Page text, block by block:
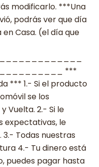
modificarlo. ***Una
podrás ver que día
Casa. (el día que
***
*** 1.- Si el producto
se los
Vuelta. 2.- Si le
expectativas, le
3.- Todas nuestras
4.- Tu dinero está
puedes pagar hasta